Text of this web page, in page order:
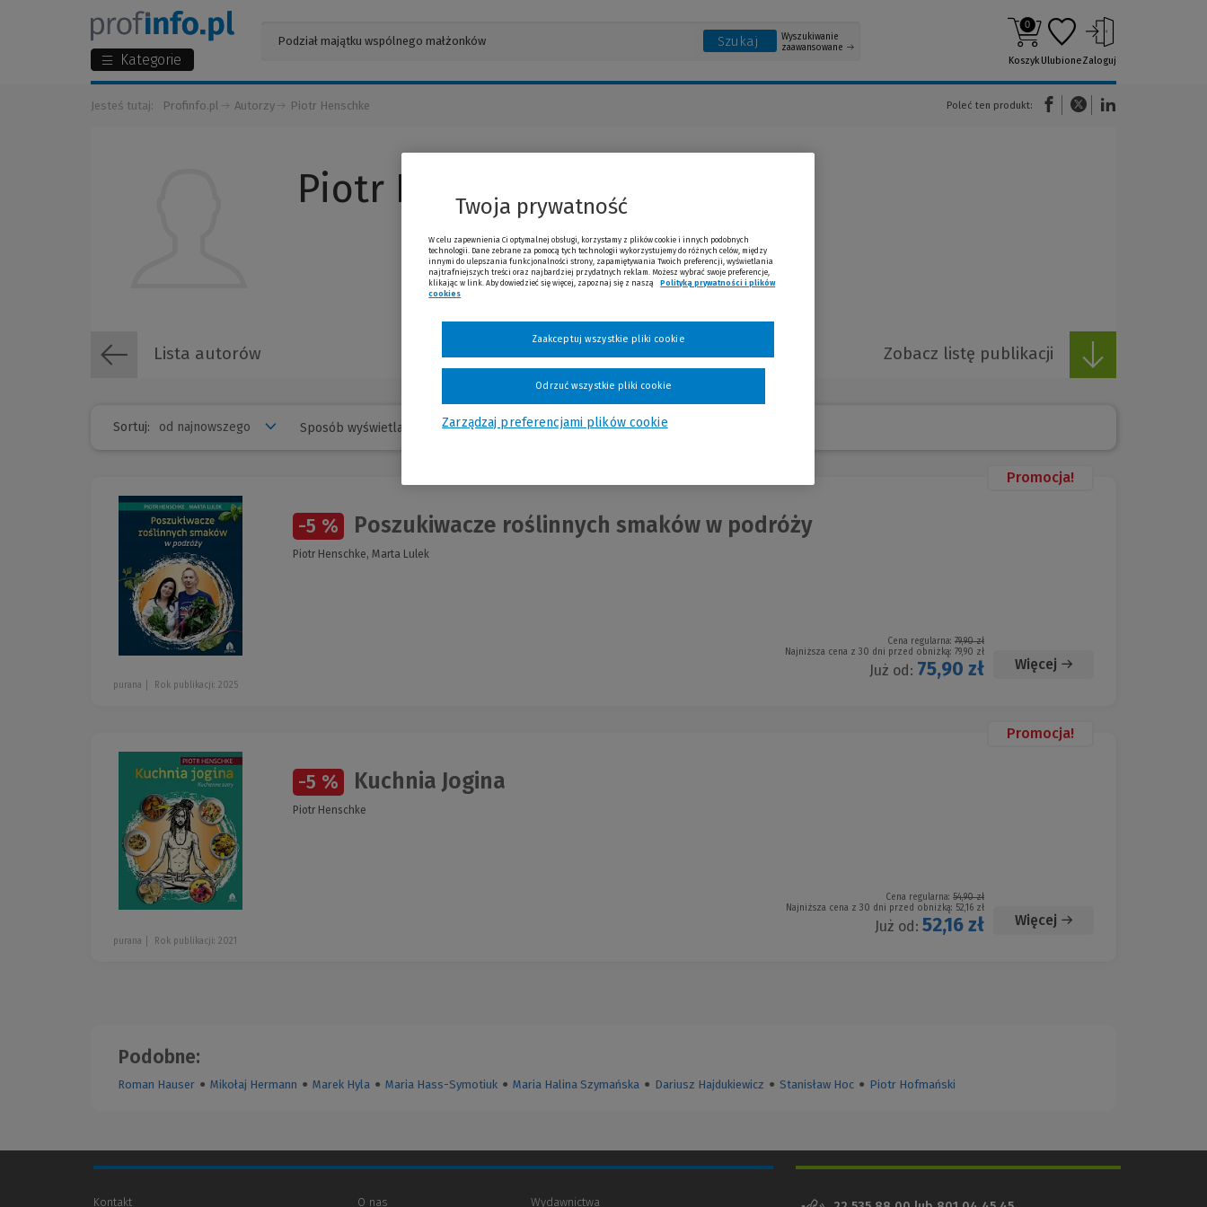
Kategorie
Szukaj
Wyszukiwanie
zaawansowane
0
KoszykUlubioneZaloguj
Jesteś tutaj: Profinfo.pl Autorzy Piotr Henschke Poleć ten produkt:
(Nowe okno)(Link do innej strony)
Piotr Henschke
Lista autorów Zobacz listę publikacji
Sortuj: Sposób wyświetlania
Promocja!
-5 % Poszukiwacze roślinnych smaków w podróży
Piotr Henschke, Marta Lulek
Cena regularna: 79,90 zł
Najniższa cena z 30 dni przed obniżką: 79,90 zł
Już od: 75,90 zł Więcej
purana Rok publikacji: 2025
Promocja!
-5 % Kuchnia Jogina
Piotr Henschke
Cena regularna: 54,90 zł
Najniższa cena z 30 dni przed obniżką: 52,16 zł
Już od: 52,16 zł Więcej
purana Rok publikacji: 2021
Podobne:
Roman Hauser ● Mikołaj Hermann ● Marek Hyla ● Maria Hass-Symotiuk ● Maria Halina Szymańska ● Dariusz Hajdukiewicz ● Stanisław Hoc ● Piotr Hofmański
Kontakt O nas Wydawnictwa
Twoja prywatność
W celu zapewnienia Ci optymalnej obsługi, korzystamy z plików cookie i innych podobnych
technologii. Dane zebrane za pomocą tych technologii wykorzystujemy do różnych celów, między
innymi do ulepszania funkcjonalności strony, zapamiętywania Twoich preferencji, wyświetlania
najtrafniejszych treści oraz najbardziej przydatnych reklam. Możesz wybrać swoje preferencje,
klikając w link. Aby dowiedzieć się więcej, zapoznaj się z naszą
Polityką prywatności i plików
cookies
Zarządzaj preferencjami plików cookie
Odrzuć wszystkie pliki cookie
Zaakceptuj wszystkie pliki cookie